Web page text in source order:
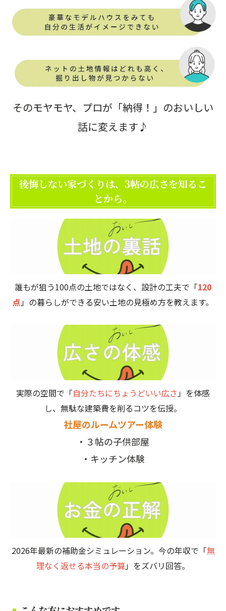
そのモヤモヤ、プロが「納得！」のおいしい
話に変えます♪
後悔しない家づくりは、3帖の広さを知るこ
とから。
誰もが狙う100点の土地ではなく、設計の工夫で「120
点」の暮らしができる安い土地の見極め方を教えます。
実際の空間で「自分たちにちょうどいい広さ」を体感
し、無駄な建築費を削るコツを伝授。
社屋のルームツアー体験
・３帖の子供部屋
・キッチン体験
2026年最新の補助金シミュレーション。今の年収で「無
理なく返せる本当の予算」をズバリ回答。